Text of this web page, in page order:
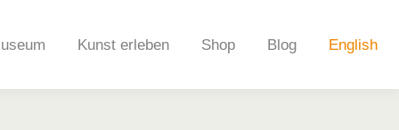
Kunst erleben Shop Blog English